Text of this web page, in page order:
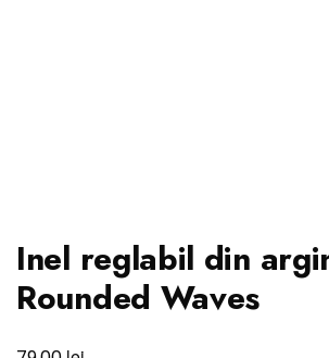
Inel reglabil din
Rounded Waves